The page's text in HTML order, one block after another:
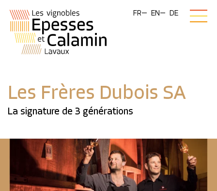
FR EN DE
Les Frères Dubois SA
La signature de 3 générations